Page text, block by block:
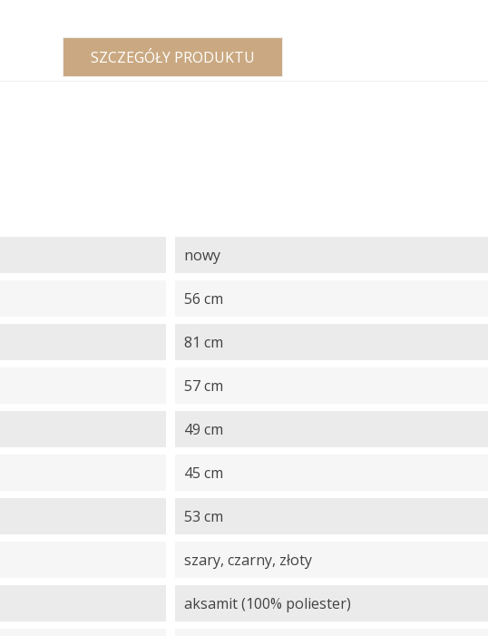
SZCZEGÓŁY PRODUKTU
nowy
56 cm
81 cm
57 cm
49 cm
45 cm
53 cm
szary, czarny, złoty
aksamit (100% poliester)